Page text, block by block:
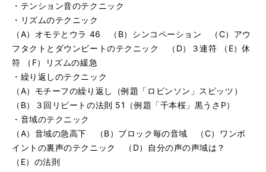
・テンション音のテクニック
・リズムのテクニック
（A）オモテとウラ 46 （B）シンコペーション （C）アウ
フタクトとダウンビートのテクニック （D）３連符 （E）休
符 （F）リズムの緩急
・繰り返しのテクニック
（A）モチーフの繰り返し（例題「ロビンソン」スピッツ）
（B）３回リピートの法則 51（例題「千本桜」黒うさP）
・音域のテクニック
（A）音域の急高下 （B）ブロック毎の音域 （C）ワンポ
イントの裏声のテクニック （D）自分の声の声域は？
（E）の法則